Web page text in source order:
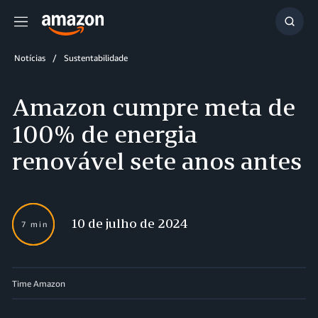
Menu
Notícias Sustentabilidade
Amazon cumpre meta de
100% de energia
renovável sete anos antes
7 min 10 de julho de 2024
Time Amazon